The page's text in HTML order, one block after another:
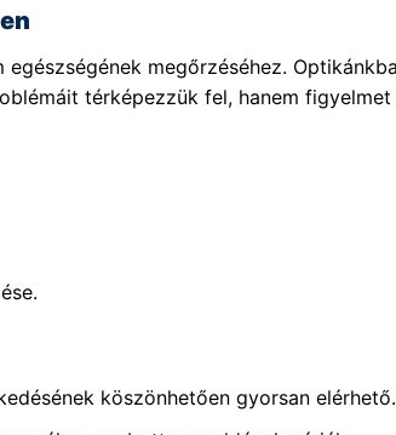
megőrzéséhez.
térképezzük fel, hanem
köszönhetően gyorsan elérhető.